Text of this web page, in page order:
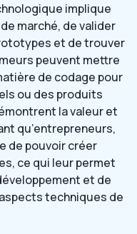
implique
marché, de valider
et de trouver
peuvent mettre
de codage pour
ou des produits
la valeur et
qu’entrepreneurs,
de pouvoir créer
ce qui leur permet
et de
techniques de